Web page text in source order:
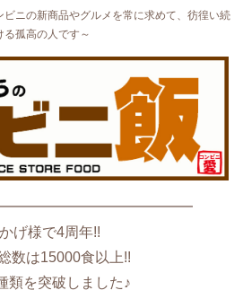
ニの新商品やグルメを常に求めて、彷徨い続
る孤高の人です～
げ様で4周年!!
数は15000食以上!!
類を突破しました♪